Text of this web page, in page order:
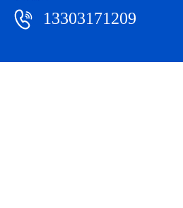
13303171209